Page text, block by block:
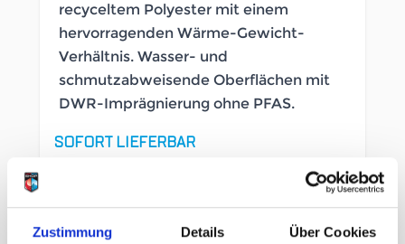
Zustimmung Details Über Cookies
recyceltem Polyester mit einem
hervorragenden Wärme-Gewicht-
Verhältnis. Wasser- und
schmutzabweisende Oberflächen mit
DWR-Imprägnierung ohne PFAS.
SOFORT LIEFERBAR
LB_2643170048
Geschlecht Herren